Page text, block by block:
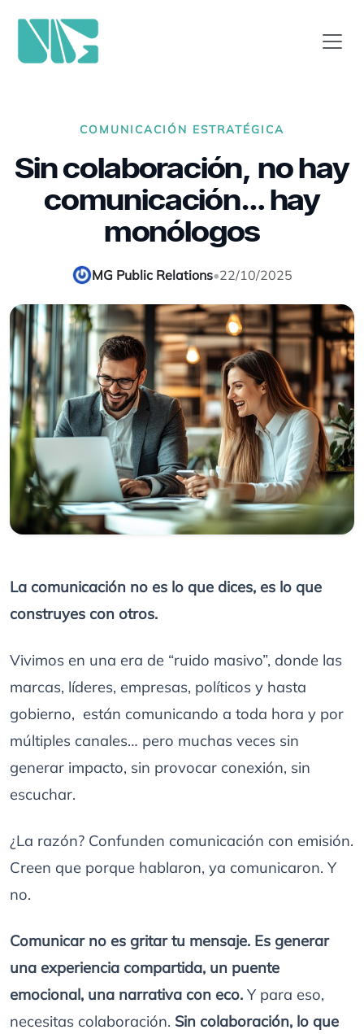
COMUNICACIÓN ESTRATÉGICA
Sin colaboración, no hay
comunicación… hay
monólogos
MG Public Relations•22/10/2025
La comunicación no es lo que dices, es lo que
construyes con otros.
Vivimos en una era de “ruido masivo”, donde las
marcas, líderes, empresas, políticos y hasta
gobierno, están comunicando a toda hora y por
múltiples canales… pero muchas veces sin
generar impacto, sin provocar conexión, sin
escuchar.
¿La razón? Confunden comunicación con emisión.
Creen que porque hablaron, ya comunicaron. Y
no.
Comunicar no es gritar tu mensaje. Es generar
una experiencia compartida, un puente
emocional, una narrativa con eco. Y para eso,
necesitas colaboración. Sin colaboración, lo que